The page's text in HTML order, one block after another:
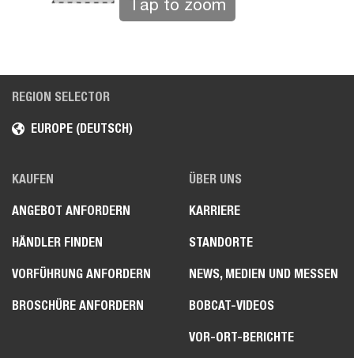
Tap to zoom
REGION SELECTOR
EUROPE (DEUTSCH)
KAUFEN
ANGEBOT ANFORDERN
HÄNDLER FINDEN
VORFÜHRUNG ANFORDERN
BROSCHÜRE ANFORDERN
ÜBER UNS
KARRIERE
STANDORTE
NEWS, MEDIEN UND MESSEN
BOBCAT-VIDEOS
VOR-ORT-BERICHTE